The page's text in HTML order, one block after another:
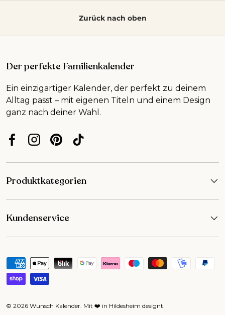
Zurück nach oben
Der perfekte Familienkalender
Ein einzigartiger Kalender, der perfekt zu deinem
Alltag passt – mit eigenen Titeln und einem Design
ganz nach deiner Wahl.
FacebookInstagram
PinterestTikTok
Produktkategorien
Kundenservice
Zahlungsmethoden
© 2026 Wunsch Kalender Mit ❤️ in Hildesheim designt